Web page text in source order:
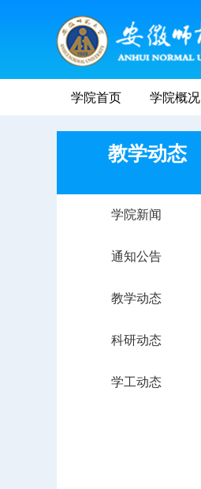
学院首页 学院概况
教学动态
学院新闻
通知公告
教学动态
科研动态
学工动态